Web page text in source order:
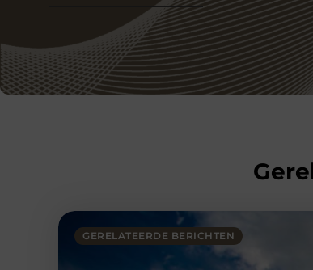
GERELATEERDE BERICHTEN